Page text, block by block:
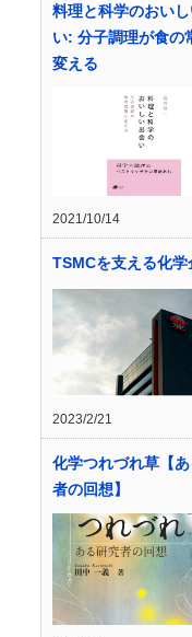
料理と科学のおい
い: 分子調理が食の
変える
2021/10/14
TSMCを支える化学
2023/2/21
化学つれづれ草【
者の回想】